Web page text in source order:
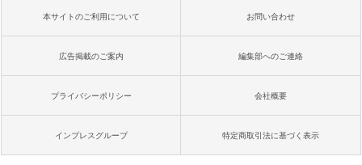
本サイトのご利用について お問い合わせ
広告掲載のご案内 編集部へのご連絡
プライバシーポリシー 会社概要
インプレスグループ 特定商取引法に基づく表示